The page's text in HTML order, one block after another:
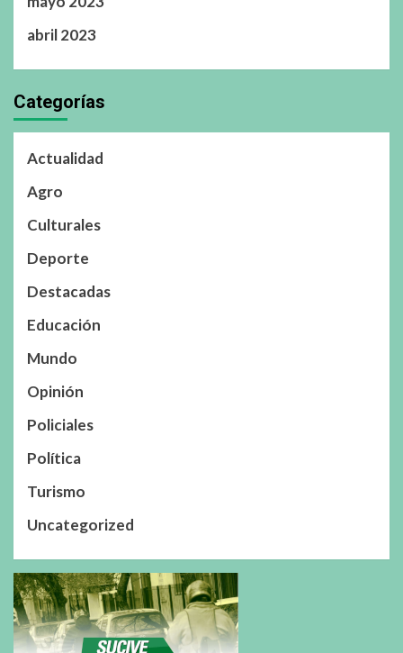
abril 2023
Categorías
Actualidad
Agro
Culturales
Deporte
Destacadas
Educación
Mundo
Opinión
Policiales
Política
Turismo
Uncategorized